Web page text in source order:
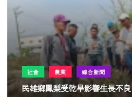
社會 農業 綜合新聞
民雄鄉鳳梨受乾旱影響生長不